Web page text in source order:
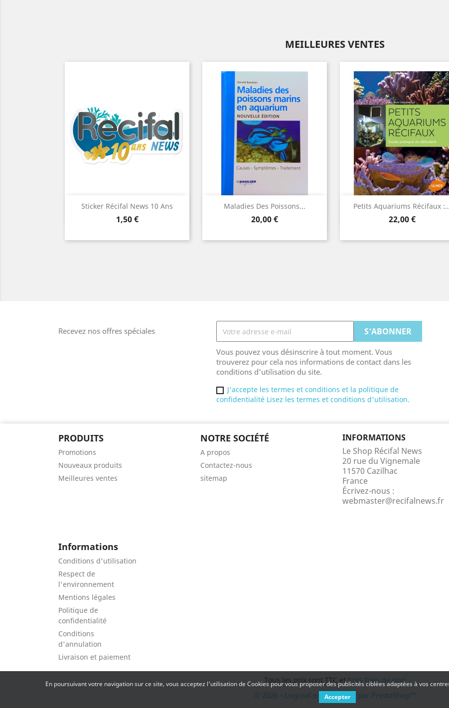
MEILLEURES VENTES
Sticker Récifal News 10 Ans
Prix
1,50 €
 Aperçu rapide Maladies Des Poissons...
Prix
20,00 €
Aperçu rapide Petits Aquariums Récifaux
Prix
22,00 €
Aperçu rapide
Recevez nos offres spéciales
Vous pouvez vous désinscrire à tout moment. Vous
trouverez pour cela nos informations de contact dans les
conditions d'utilisation du site.
J'accepte les termes et conditions et la politique de
confidentialité Lisez les termes et conditions d'utilisation.
PRODUITS
Promotions
Nouveaux produits
Meilleures ventes
NOTRE SOCIÉTÉ
A propos
Contactez-nous
sitemap
INFORMATIONS
Le Shop Récifal News
20 rue du Vignemale
11570 Cazilhac
France
Écrivez-nous :
webmaster@recifalnews.fr
Informations
Conditions d'utilisation
Respect de
l'environnement
Mentions légales
Politique de
confidentialité
Conditions
d'annulation
Livraison et paiement
Tous les prix sont TTC et hors frais de port
© 2026 - Logiciel e-commerce par PrestaShop™
En poursuivant votre navigation sur ce site, vous acceptez l'utilisation de Cookies pour vous proposer des publicités ciblées adaptées à vos
Accepter